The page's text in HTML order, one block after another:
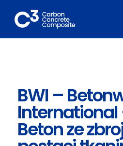
Inhalt
springen
Mitglieder
Fachbereiche
BWI –
International
Beton ze